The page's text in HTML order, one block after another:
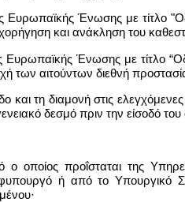
Ένωσης με τίτλο
χορήγηση και ανάκληση του
Ευρωπαϊκής Ένωσης με τίτλο
των αιτούντων διεθνή
και τη διαμονή στις
δεσμό πριν την είσοδό του
ο οποίος προΐσταται της
ή από το Υπουργικό